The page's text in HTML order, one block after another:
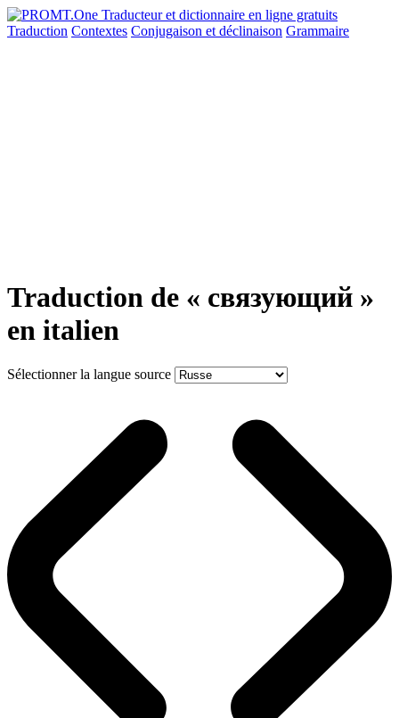
Traduction Contextes Conjugaison et déclinaison Grammaire
Traduction de « связующий »
en italien
Sélectionner la langue source